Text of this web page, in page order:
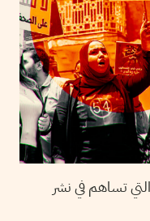
تساهم في نشر